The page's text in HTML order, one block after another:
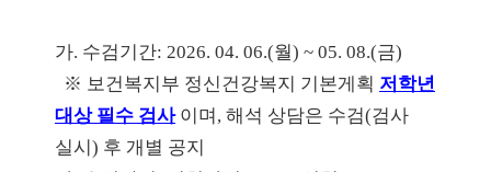
가. 수검기간: 2026. 04. 06.(월) ~ 05. 08.(금)
※ 보건복지부 정신건강복지 기본게획 저학년
대상 필수 검사 이며, 해석 상담은 수검(검사
실시) 후 개별 공지